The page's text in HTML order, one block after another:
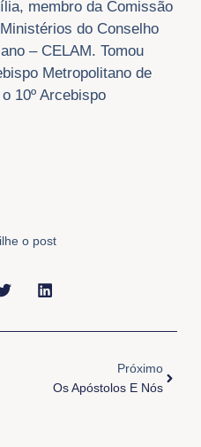
membro da Comissão
do Conselho
– CELAM. Tomou
Metropolitano de
10º Arcebispo
o post
Próximo
Os Apóstolos E Nós